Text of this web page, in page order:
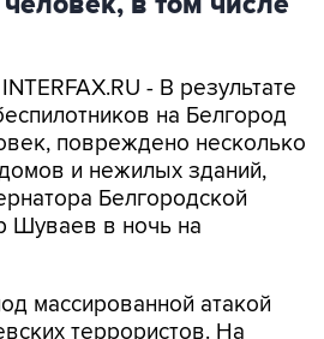
- В результате
повреждено несколько
и нежилых зданий,
Белгородской
Шуваев в ночь на
массированной атакой
информация о 13